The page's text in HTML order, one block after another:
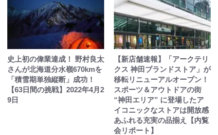
史上初の偉業達成！ 野村良太
さんが北海道分水嶺670kmを
「積雪期単独縦断」成功！
【63日間の挑戦】2022年4月2
9日
【新店舗速報】「アークテリ
クス 神田ブランドストア」が
移転リニューアルオープン！
スポーツ＆アウトドアの街
“神田エリア” に登場したア
イコニックなストアは開放感
あふれる充実の品揃え【内覧
会リポート】